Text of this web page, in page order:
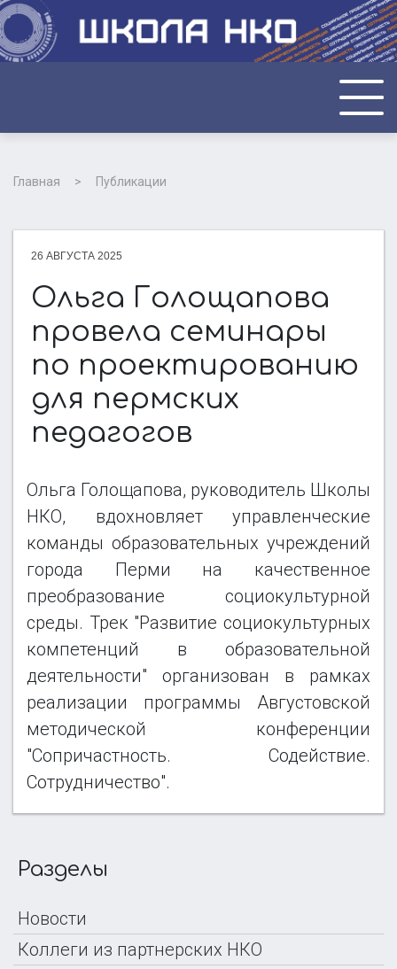
О НАС
НОВОСТИ
КОЛЛЕГИ ИЗ НКО
Главная Публикации
26 АВГУСТА 2025
Ольга Голощапова
провела семинары
по проектированию
для пермских
педагогов
Ольга Голощапова, руководитель Школы
НКО, вдохновляет управленческие
команды образовательных учреждений
города Перми на качественное
преобразование социокультурной
среды. Трек "Развитие социокультурных
компетенций в образовательной
деятельности" организован в рамках
реализации программы Августовской
методической конференции
"Сопричастность. Содействие.
Сотрудничество".
Разделы
Новости
Коллеги из партнерских НКО